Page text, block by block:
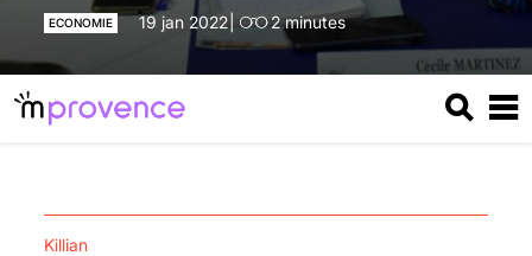
ECONOMIE 19 jan 2022 2 minutes
Killian